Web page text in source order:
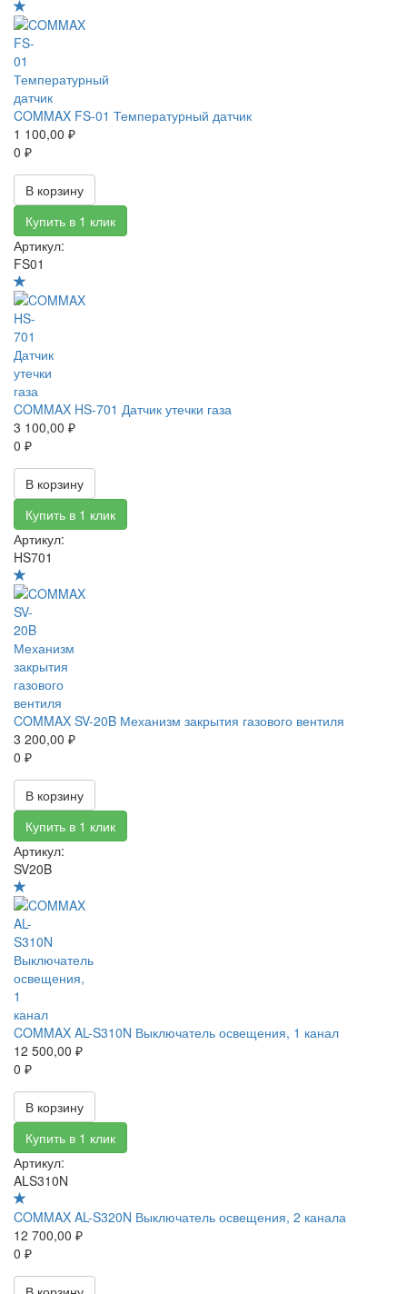
COMMAX FS-01 Температурный датчик
1 100,00 ₽
0 ₽
В корзину
Купить в 1 клик
Артикул:
FS01
COMMAX HS-701 Датчик утечки газа
3 100,00 ₽
0 ₽
В корзину
Купить в 1 клик
Артикул:
HS701
COMMAX SV-20B Механизм закрытия газового вентиля
3 200,00 ₽
0 ₽
В корзину
Купить в 1 клик
Артикул:
SV20B
COMMAX AL-S310N Выключатель освещения, 1 канал
12 500,00 ₽
0 ₽
В корзину
Купить в 1 клик
Артикул:
ALS310N
COMMAX AL-S320N Выключатель освещения, 2 канала
12 700,00 ₽
0 ₽